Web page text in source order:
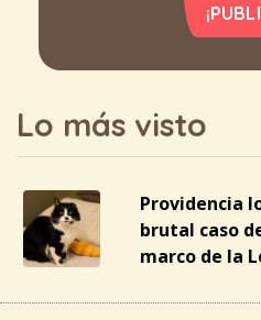
Lo más visto
Providencia
brutal caso
marco de la